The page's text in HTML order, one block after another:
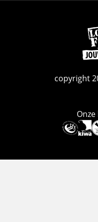
Ga
de
copyright
Deze
link
naar